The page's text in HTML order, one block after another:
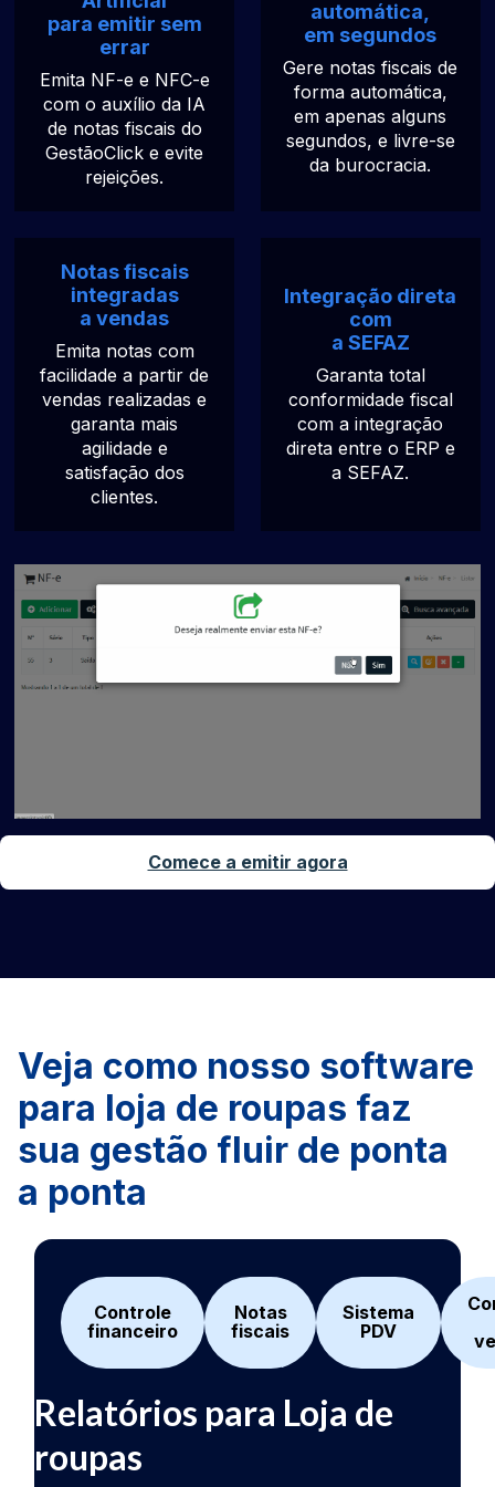
para emitir sem
errar
Emita NF-e e NFC-e
com o auxílio da IA
de notas fiscais do
GestãoClick e evite
rejeições.
automática,
em segundos
Gere notas fiscais de
forma automática,
em apenas alguns
segundos, e livre-se
da burocracia.
Notas fiscais
integradas
a vendas
Emita notas com
facilidade a partir de
vendas realizadas e
garanta mais
agilidade e
satisfação dos
clientes.
Integração direta
com
a SEFAZ
Garanta total
conformidade fiscal
com a integração
direta entre o ERP e
a SEFAZ.
Comece a emitir agora
Veja como nosso software
para loja de roupas faz
sua gestão fluir de ponta
a ponta
Controle
financeiro
Notas
fiscais
Sistema
PDV
Sistema de controle
financeiro para Loja de
Emissor de notas fiscais
para Loja de roupas
Sistema PDV para
Loja de roupas
Sistema de controle de
vendas para Loja de
Relatórios para Loja de
roupas